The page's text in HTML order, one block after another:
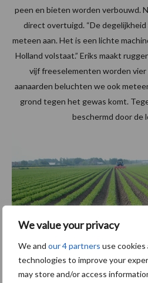
We value your privacy
We and our 4 partners use
technologies to improve your
may store and/or access
peen en bieten worden verbouwd.
direct overtuigd. “De degelijkheid
meteen aan. Het is een lichte
Holland volstaat.” Eriks maakt
vijf freeselementen worden
aanaarden beluchten we ook
grond tegen het gewas komt.
beschermd door de